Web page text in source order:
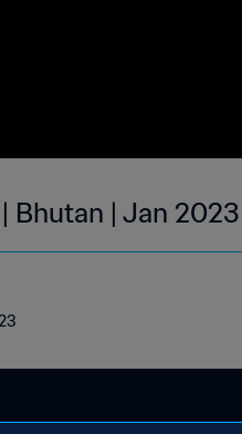
Bhutan | Jan 2023